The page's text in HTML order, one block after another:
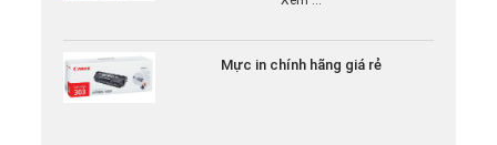
Mực in chính hãng giá rẻ